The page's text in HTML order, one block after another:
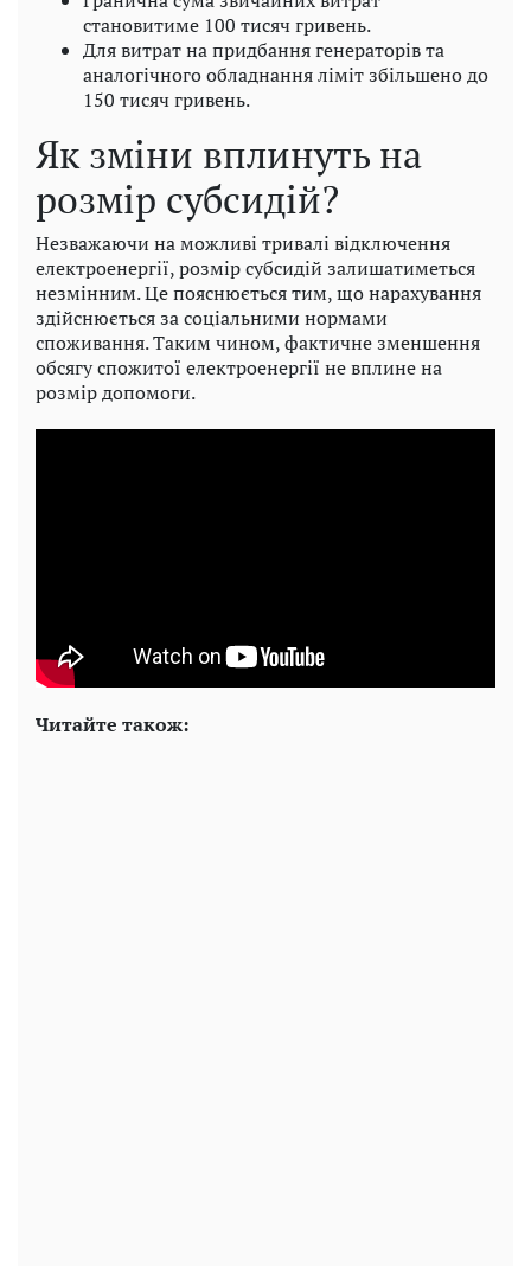
становитиме 100 тисяч гривень.
Для витрат на придбання генераторів та
аналогічного обладнання ліміт збільшено до
150 тисяч гривень.
Як зміни вплинуть на
розмір субсидій?
Незважаючи на можливі тривалі відключення
електроенергії, розмір субсидій залишатиметься
незмінним. Це пояснюється тим, що нарахування
здійснюється за соціальними нормами
споживання. Таким чином, фактичне зменшення
обсягу спожитої електроенергії не вплине на
розмір допомоги.
Читайте також: